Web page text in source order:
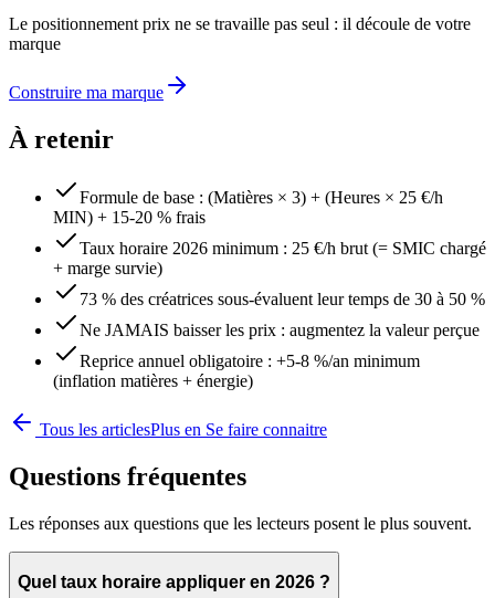
Le positionnement prix ne se travaille pas seul : il découle de votre
marque
Construire ma marque
À retenir
Formule de base : (Matières × 3) + (Heures × 25 €/h
MIN) + 15-20 % frais
Taux horaire 2026 minimum : 25 €/h brut (= SMIC chargé
+ marge survie)
73 % des créatrices sous-évaluent leur temps de 30 à 50 %
Ne JAMAIS baisser les prix : augmentez la valeur perçue
Reprice annuel obligatoire : +5-8 %/an minimum
(inflation matières + énergie)
Tous les articlesPlus en Se faire connaitre
Questions fréquentes
Les réponses aux questions que les lecteurs posent le plus souvent.
Quel taux horaire appliquer en 2026 ?